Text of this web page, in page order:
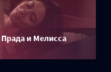
и Мелисса